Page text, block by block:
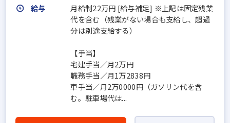
給与
月給制22万円 [給与補足] ※上記は固定残業
代を含む（残業がない場合も支給し、超過
分は別途支給する）
【手当】
宅建手当／月2万円
職務手当／月1万2838円
車手当／月2万0000円（ガソリン代を含
む。駐車場代は...